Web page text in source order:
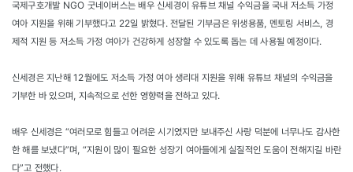
국제구호개발 NGO 굿네이버스는 배우 신세경이 유튜브 채널 수익금을 국내 저소득 가정
여아 지원을 위해 기부했다고 22일 밝혔다. 전달된 기부금은 위생용품, 멘토링 서비스, 경
제적 지원 등 저소득 가정 여아가 건강하게 성장할 수 있도록 돕는 데 사용될 예정이다.
신세경은 지난해 12월에도 저소득 가정 여아 생리대 지원을 위해 유튜브 채널의 수익금을
기부한 바 있으며, 지속적으로 선한 영향력을 전하고 있다.
배우 신세경은 “여러모로 힘들고 어려운 시기였지만 보내주신 사랑 덕분에 너무나도 감사한
한 해를 보냈다”며, “지원이 많이 필요한 성장기 여아들에게 실질적인 도움이 전해지길 바란
다”고 전했다.